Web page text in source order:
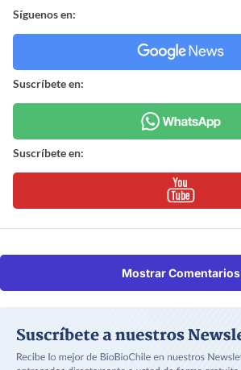
Síguenos en:
Suscríbete en:
Suscríbete en:
Mostrar Comentarios